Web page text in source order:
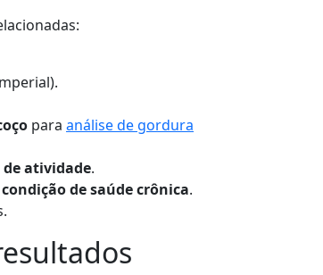
para análise de gordura
atividade.
condição de saúde crônica.